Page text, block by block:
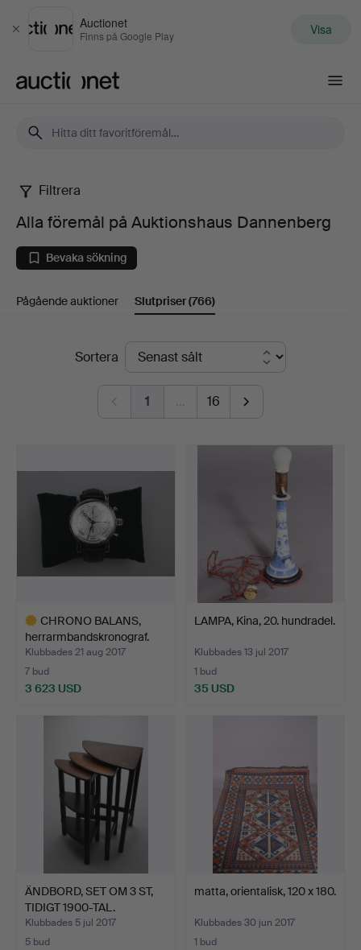
Stäng
Auctionet
Finns på Google Play Visa
Alla
föremål
på
Auktionshaus
Dannenberg
Filtrera
Alla föremål på Auktionshaus Dannenberg
Bevaka sökning
Pågående auktioner Slutpriser(766)
SlutpriserSortera
1 … 16
CHRONO BALANS,
herrarmbandskronograf.
Klubbades 21 aug 2017
7 bud
3 623 USD
LAMPA, Kina, 20. hundradel.
Klubbades 13 jul 2017
1 bud
35 USD
ÄNDBORD, SET OM 3 ST,
TIDIGT 1900-TAL.
Klubbades 5 jul 2017
5 bud
matta, orientalisk, 120 x 180.
Klubbades 30 jun 2017
1 bud